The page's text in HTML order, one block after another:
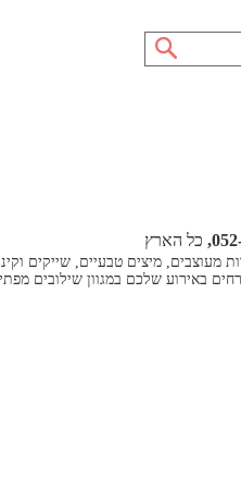
כל הארץ
מעוצבים, מיצים טבעיים, שייקים
באירוע שלכם במגוון שילובים